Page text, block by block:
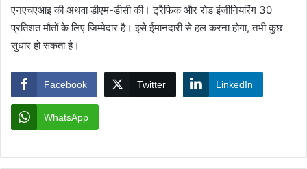
एनएचएआइ की अथवा डीएम-डीसी की। ट्रैफिक और रोड इंजीनियरिंग 30
प्रतिशत मौतों के लिए जिम्मेदार है। इसे ईमानदारी से हल करना होगा, तभी कुछ
सुधार हो सकता है।
Facebook Twitter LinkedIn
WhatsApp